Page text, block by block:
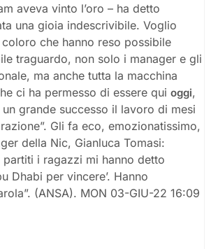
aveva vinto l’oro – ha detto
una gioia indescrivibile. Voglio
che hanno reso possibile
traguardo, non solo i manager e gli
ma anche tutta la macchina
ci ha permesso di essere qui oggi,
grande successo il lavoro di mesi
Gli fa eco, emozionatissimo,
della Nic, Gianluca Tomasi:
partiti i ragazzi mi hanno detto
Dhabi per vincere’. Hanno
(ANSA). MON 03-GIU-22 16:09